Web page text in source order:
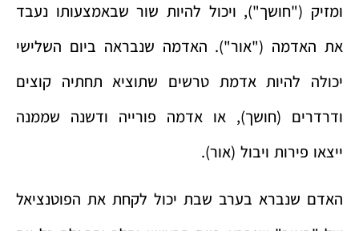
ומזיק ("חושך"), ויכול להיות שור שבאמצעותו נעבד
את האדמה ("אור"). האדמה שנבראה ביום השלישי
יכולה להיות אדמת טרשים שתוציא תחתיה קוצים
ודרדרים (חושך), או אדמה פורייה ודשנה שממנה
ייצאו פירות ויבול (אור).
האדם שנברא בערב שבת יכול לקחת את הפוטנציאל